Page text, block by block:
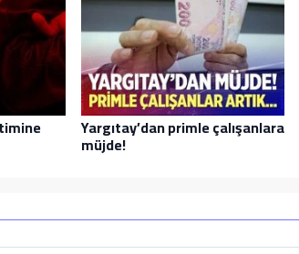
Yargıtay’dan primle çalışanlara
müjde!